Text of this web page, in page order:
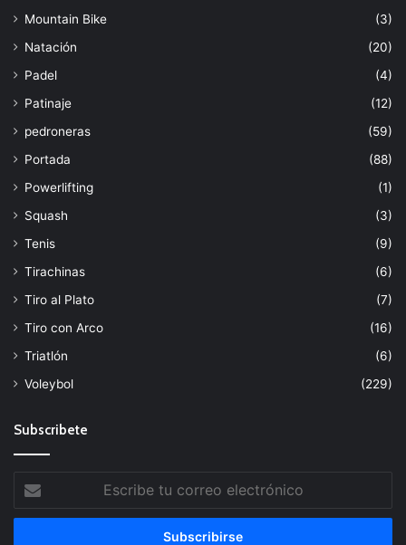
Mountain Bike
(3)
Natación
(20)
Padel
(4)
Patinaje
(12)
pedroneras
(59)
Portada
(88)
Powerlifting
(1)
Squash
(3)
Tenis
(9)
Tirachinas
(6)
Tiro al Plato
(7)
Tiro con Arco
(16)
Triatlón
(6)
Voleybol
(229)
Subscribete
tu
correo